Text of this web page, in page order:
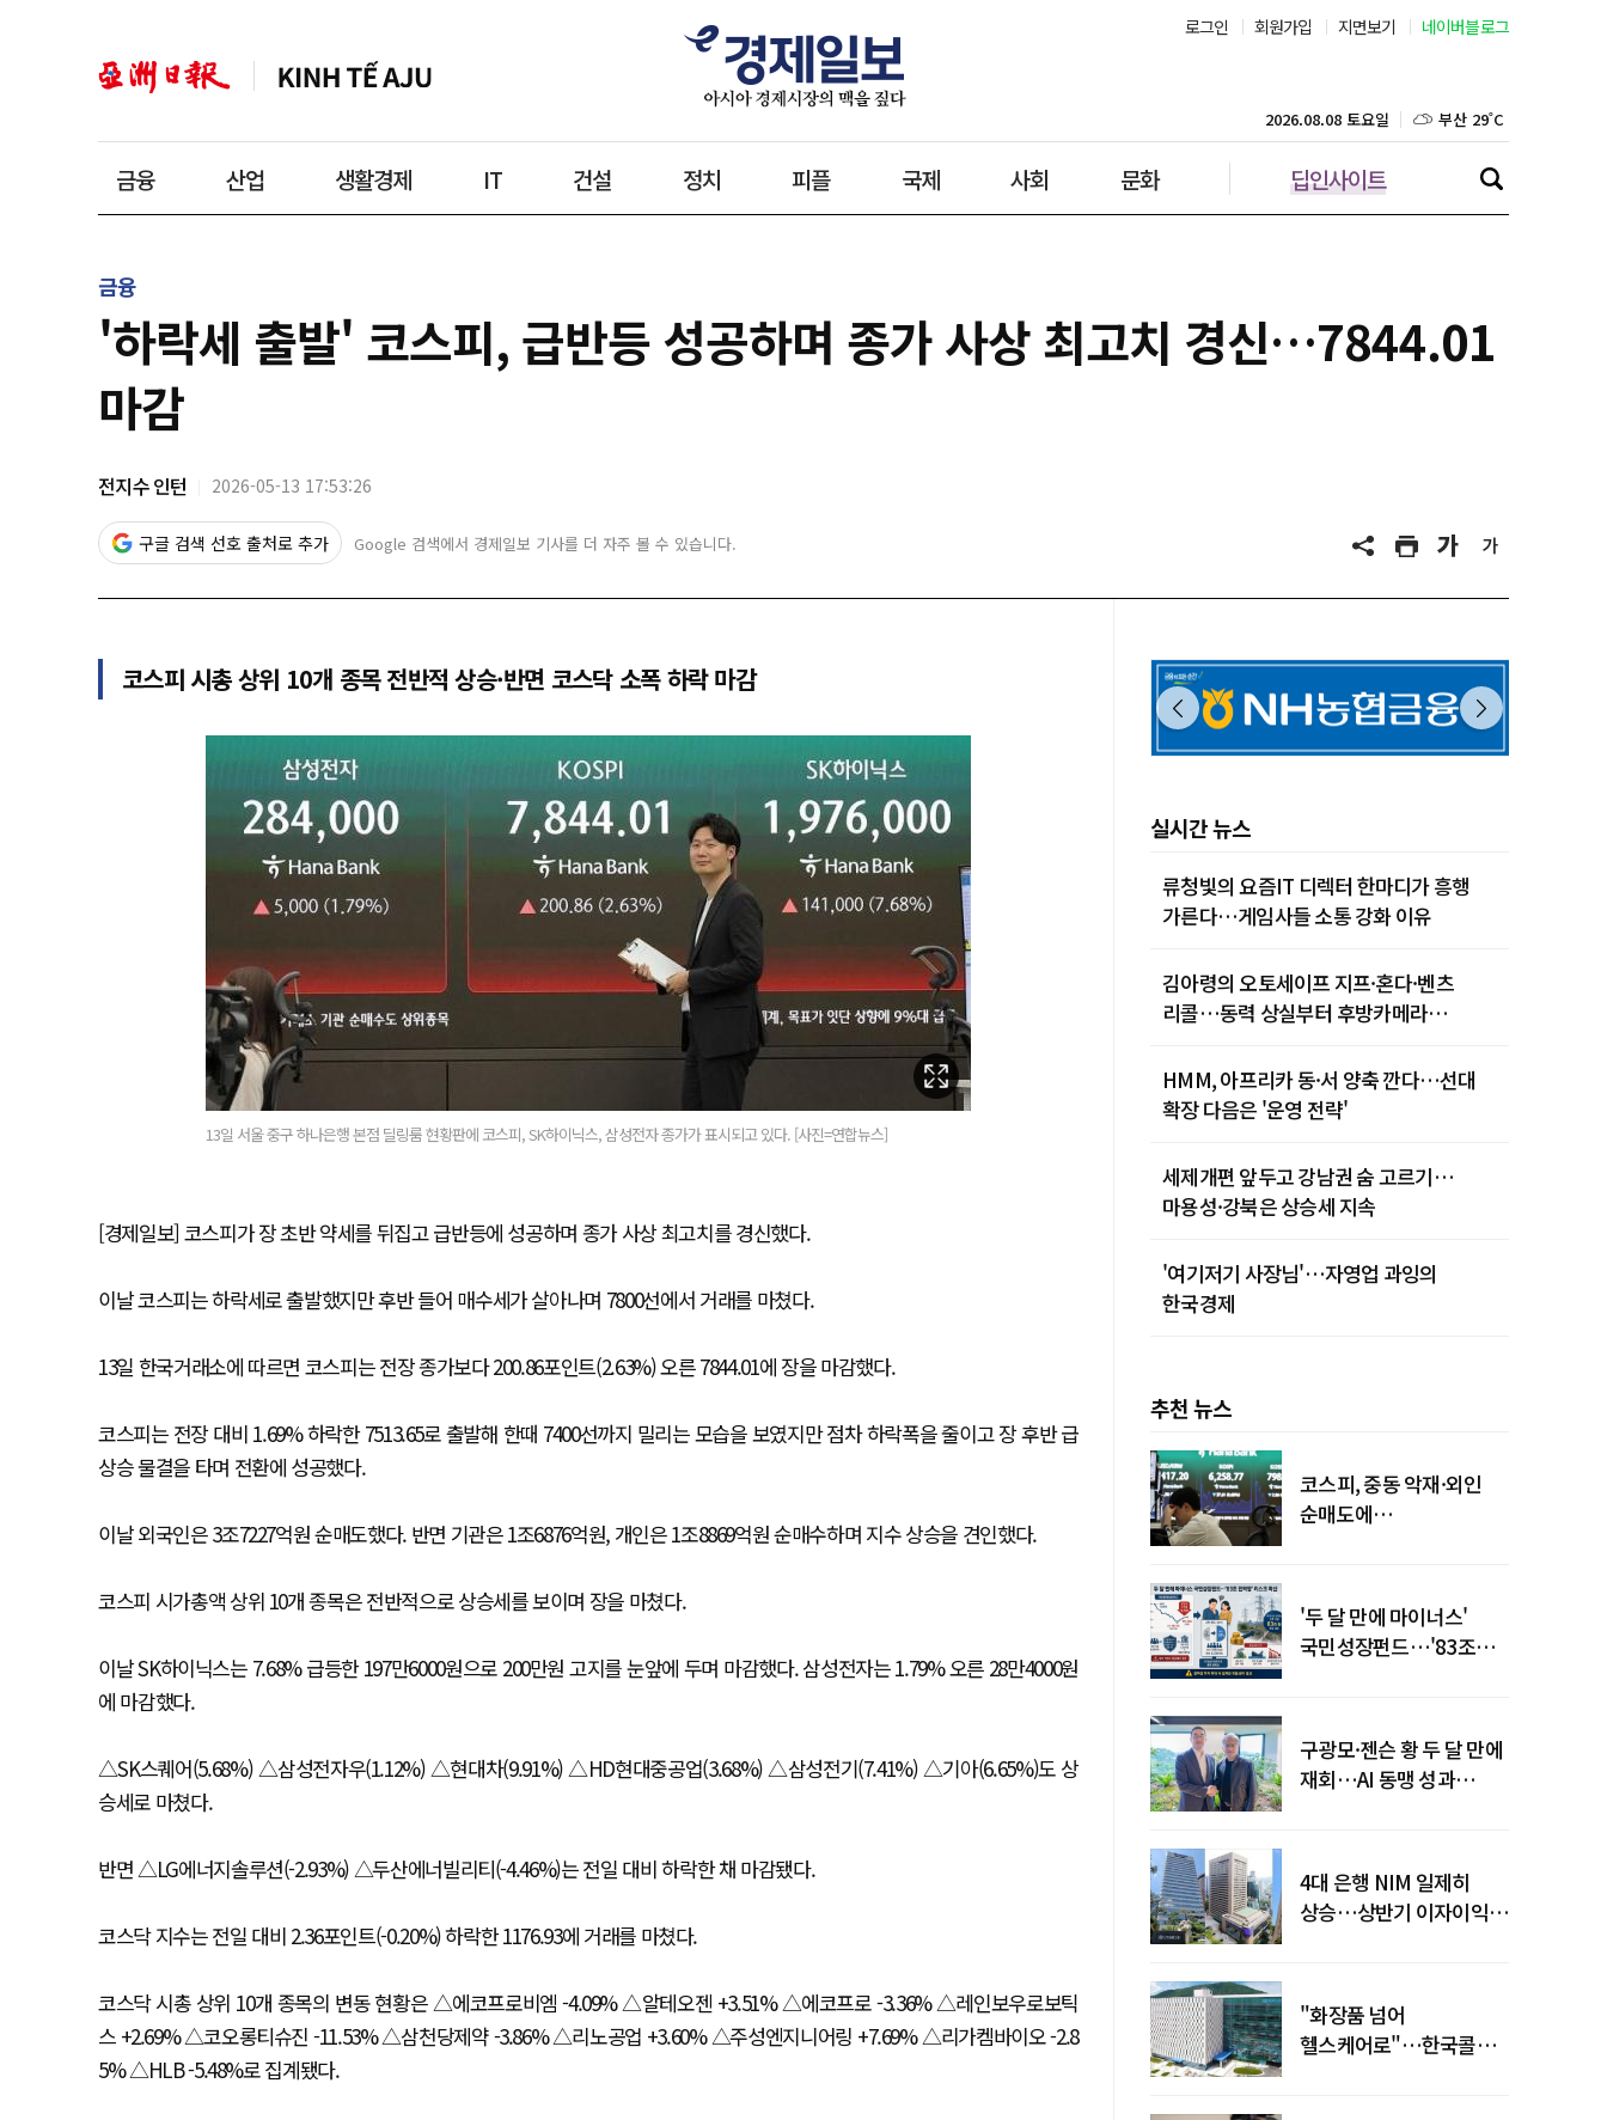
로그인 회원가입 지면보기 네이버블로그
금융 산업 생활경제 IT 건설 정치 피플 국제 사회 문화 딥인사이트
2026.08.08 토요일 대구 28˚C
인천 27˚C
울산 27˚C
금융
'하락세 출발' 코스피, 급반등 성공하며 종가 사상 최고치 경신…7844.01
마감
전지수 인턴 2026-05-13 17:53:26
구글 검색 선호 출처로 추가 Google 검색에서 경제일보 기사를 더 자주 볼 수 있습니다.
코스피 시총 상위 10개 종목 전반적 상승·반면 코스닥 소폭 하락 마감
13일 서울 중구 하나은행 본점 딜링룸 현황판에 코스피, SK하이닉스, 삼성전자 종가가 표시되고 있다. [사진=연합뉴스]
[경제일보] 코스피가 장 초반 약세를 뒤집고 급반등에 성공하며 종가 사상 최고치를 경신했다.
이날 코스피는 하락세로 출발했지만 후반 들어 매수세가 살아나며 7800선에서 거래를 마쳤다.
13일 한국거래소에 따르면 코스피는 전장 종가보다 200.86포인트(2.63%) 오른 7844.01에 장을 마감했다.
코스피는 전장 대비 1.69% 하락한 7513.65로 출발해 한때 7400선까지 밀리는 모습을 보였지만 점차 하락폭을 줄이고 장 후반 급
상승 물결을 타며 전환에 성공했다.
이날 외국인은 3조7227억원 순매도했다. 반면 기관은 1조6876억원, 개인은 1조8869억원 순매수하며 지수 상승을 견인했다.
코스피 시가총액 상위 10개 종목은 전반적으로 상승세를 보이며 장을 마쳤다.
이날 SK하이닉스는 7.68% 급등한 197만6000원으로 200만원 고지를 눈앞에 두며 마감했다. 삼성전자는 1.79% 오른 28만4000원
에 마감했다.
△SK스퀘어(5.68%) △삼성전자우(1.12%) △현대차(9.91%) △HD현대중공업(3.68%) △삼성전기(7.41%) △기아(6.65%)도 상
승세로 마쳤다.
반면 △LG에너지솔루션(-2.93%) △두산에너빌리티(-4.46%)는 전일 대비 하락한 채 마감됐다.
코스닥 지수는 전일 대비 2.36포인트(-0.20%) 하락한 1176.93에 거래를 마쳤다.
코스닥 시총 상위 10개 종목의 변동 현황은 △에코프로비엠 -4.09% △알테오젠 +3.51% △에코프로 -3.36% △레인보우로보틱
스 +2.69% △코오롱티슈진 -11.53% △삼천당제약 -3.86% △리노공업 +3.60% △주성엔지니어링 +7.69% △리가켐바이오 -2.8
5% △HLB -5.48%로 집계됐다.
실시간 뉴스
류청빛의 요즘IT 디렉터 한마디가 흥행
가른다…게임사들 소통 강화 이유
김아령의 오토세이프 지프·혼다·벤츠
리콜…동력 상실부터 후방카메라
HMM, 아프리카 동·서 양축 깐다…선대
확장 다음은 '운영 전략'
세제개편 앞두고 강남권 숨 고르기…
마용성·강북은 상승세 지속
'여기저기 사장님'…자영업 과잉의
한국경제
추천 뉴스
코스피, 중동 악재·외인
순매도에
'두 달 만에 마이너스'
국민성장펀드…'83조
구광모·젠슨 황 두 달 만에
재회…AI 동맹 성과
4대 은행 NIM 일제히
상승…상반기 이자이익
"화장품 넘어
헬스케어로"…한국콜마,